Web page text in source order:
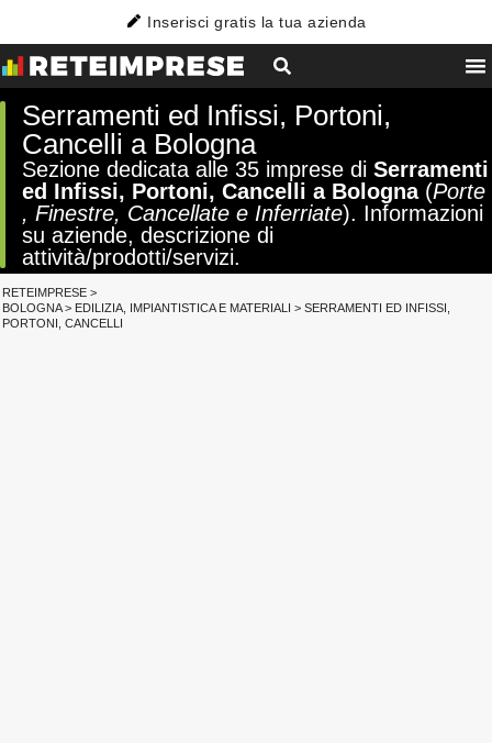
Inserisci gratis la tua azienda
Serramenti ed Infissi, Portoni,
Cancelli a Bologna
Sezione dedicata alle 35 imprese di Serramenti
ed Infissi, Portoni, Cancelli a Bologna(Porte
, Finestre, Cancellate e Inferriate). Informazioni
su aziende, descrizione di
attività/prodotti/servizi.
RETEIMPRESE >
BOLOGNA> EDILIZIA, IMPIANTISTICA E MATERIALI > SERRAMENTI ED INFISSI,
PORTONI, CANCELLI